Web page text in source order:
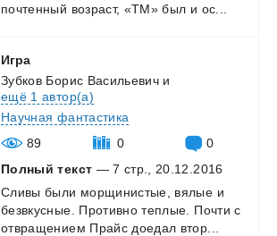
почтенный возраст, «ТМ» был и ос...
Игра
Зубков Борис Васильевич и
ещё 1 автор(а)
Научная фантастика
89
0
0
Полный текст — 7 стр., 20.12.2016
Сливы были морщинистые, вялые и
безвкусные.
Противно теплые. Почти с
отвращением Прайс доедал втор...